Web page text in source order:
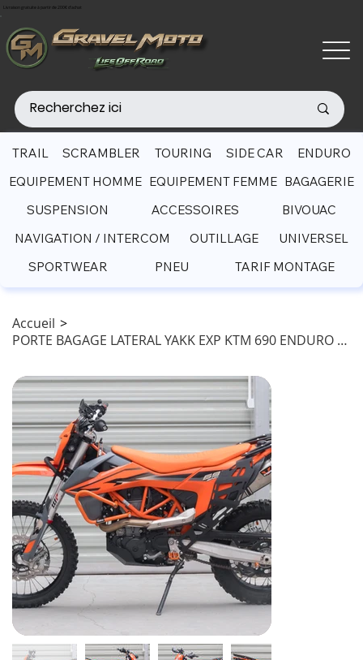
Livraison gratuite à partir de 200€ d'achat
Accueil >
PORTE BAGAGE LATERAL YAKK EXP KTM 690 ENDURO (2019- )
TRAIL SCRAMBLER TOURING SIDE CAR
ENDURO
EQUIPEMENT HOMME EQUIPEMENT FEMME BAGAGERIE
SUSPENSION
ACCESSOIRES
BIVOUAC
NAVIGATION / INTERCOM
OUTILLAGE
UNIVERSEL
SPORTWEAR
PNEU TARIF MONTAGE